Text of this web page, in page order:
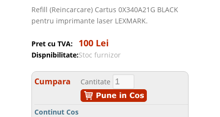
Refill (Reincarcare) Cartus 0X340A21G BLACK
pentru imprimante laser LEXMARK.
Pret cu TVA: 100 Lei
Dispnibilitate:Stoc furnizor
Cumpara Cantitate
Continut Cos